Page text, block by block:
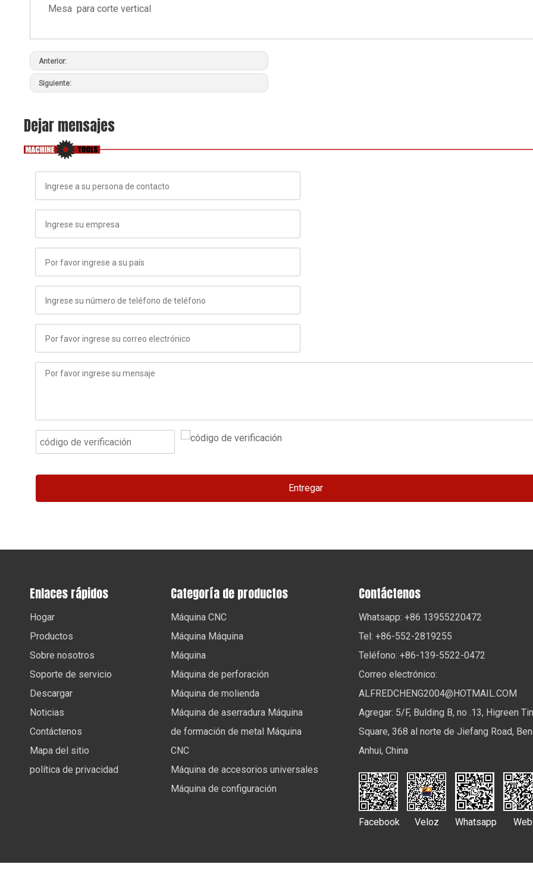
Mesa para corte vertical
Anterior:
Siguiente:
Dejar mensajes
Entregar
Enlaces rápidos
Hogar
Productos
Sobre nosotros
Soporte de servicio
Descargar
Noticias
Contáctenos
Mapa del sitio
política de privacidad
Categoría de productos
Máquina CNC
Máquina Máquina
Máquina
Máquina de perforación
Máquina de molienda
Máquina de aserradura Máquina
de formación de metal Máquina
CNC
Máquina de accesorios universales
Máquina de configuración
Contáctenos
Whatsapp: +86 13955220472
Tel: +86-552-2819255
Teléfono: +86-139-5522-0472
Correo electrónico:
ALFREDCHENG2004@HOTMAIL.COM
Agregar: 5/F, Bulding B, no .13, Higreen
Square, 368 al norte de Jiefang Road,
Anhui, China
Facebook Veloz Whatsapp Web